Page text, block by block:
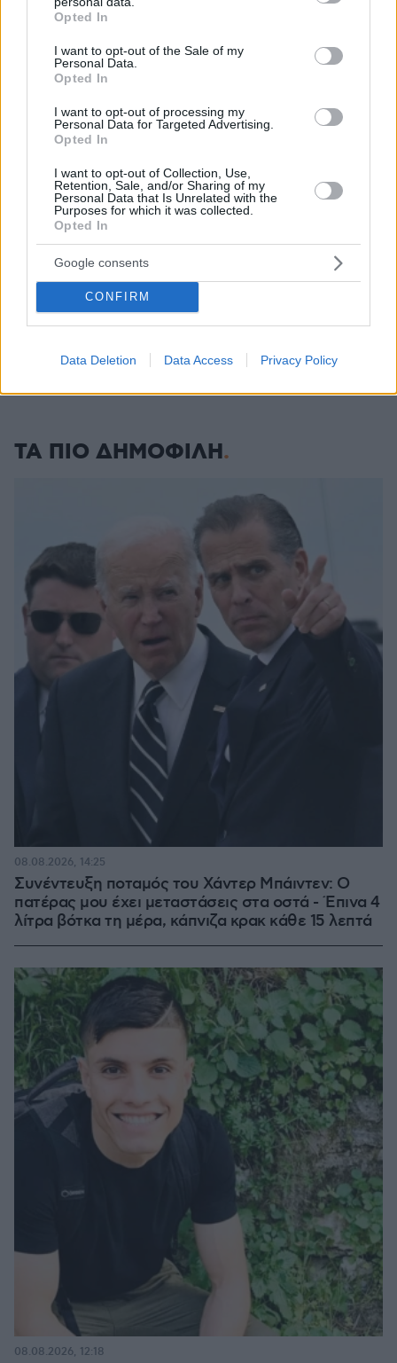
grant or deny consent to Google and its third-party tags to
use your data for below specified purposes in below Google
consent section.
Opted In
I want to opt-out of the Sale of my
Personal Data.
Opted In
I want to opt-out of processing my
Personal Data for Targeted Advertising.
Opted In
I want to opt-out of Collection, Use,
Retention, Sale, and/or Sharing of my
Personal Data that Is Unrelated with the
Purposes for which it was collected.
Opted In
Google consents
CONFIRM
Data Deletion Data Access Privacy Policy
Χωρίς ενεργό μέτωπο η φωτιά σε χαμηλή βλάστηση στη
πριν 26 λεπτά
Ποιες μυρωδιές είναι πολύ επικίνδυνες για το
κατοικίδιό μας- Ποιες δεν είναι
πριν 30 λεπτά
κυνήγι της τέλειας στιγμής των διακοπών είναι μια
παγίδα
πριν 30 λεπτά
Θέλει ο σκύλος σας να τρώει μόνο το βράδυ; Δείτε 5
λόγους για αυτό
πριν 30 λεπτά
Ανεύρυσμα: Απλό τεστ του αντίχειρα προμηνύει τον
αυξημένο κίνδυνο – Γίνεται σε 1 λεπτό
πριν 36 λεπτά
ΔΕΙΤΕ ΟΛΕΣ ΤΙΣ ΕΙΔΗΣΕΙΣ
ΤΑ ΠΙΟ ΔΗΜΟΦΙΛΗ
Συνέντευξη ποταμός του Χάντερ Μπάιντεν: Ο
πατέρας μου έχει μεταστάσεις στα οστά - Έπινα 4
λίτρα βότκα τη μέρα, κάπνιζα κρακ κάθε 15 λεπτά
08.08.2026, 14:25
08.08.2026, 12:18